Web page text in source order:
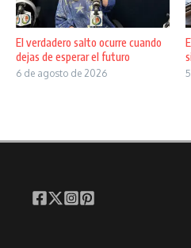
El verdadero salto ocurre cuando
dejas de esperar el futuro
6 de agosto de 2026